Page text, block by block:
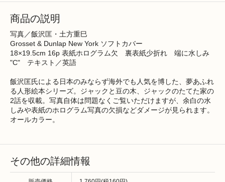
商品の説明
写真／飯沢匡・土方重巳
Grosset & Dunlap New York ソフトカバー
18×19.5cm 16p 表紙ホログラム欠 裏表紙少折れ 端に水しみ
"C" テキスト／英語
飯沢匡氏による日本のみならず海外でも人気を博した、夢あふれ
る人形絵本シリーズ。ジャックと豆の木、ジャックのたてた家の
2話を収載。写真自体は問題なくご覧いただけますが、余白の水
しみや表紙のホログラム写真の欠損などダメージが見られます。
オールカラー。
その他の詳細情報